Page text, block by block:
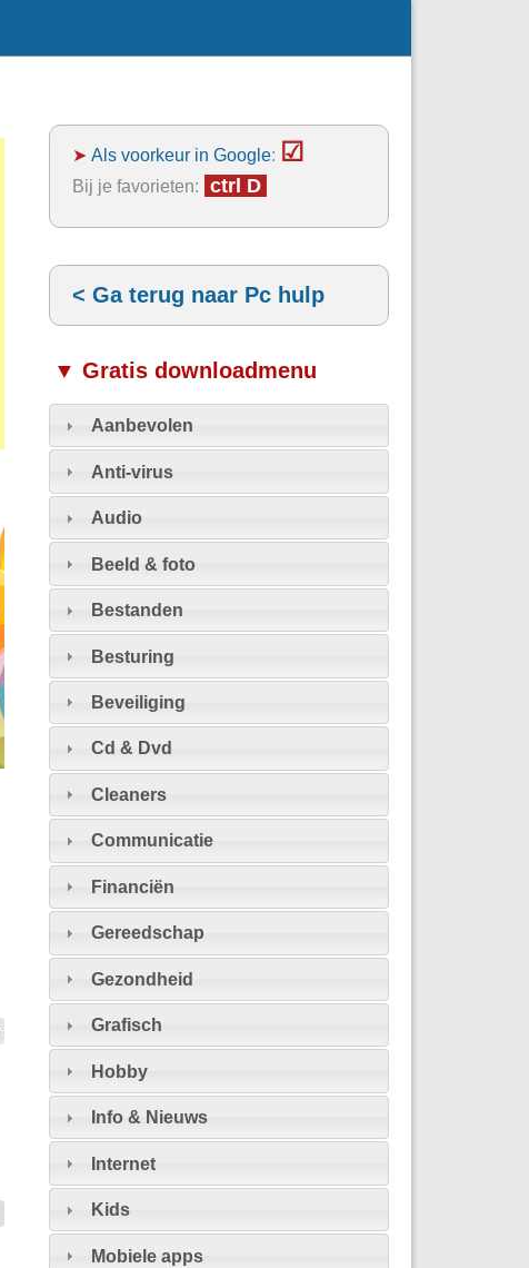
➤Als voorkeur in Google: ☑
Bij je favorieten: ctrl D
< Ga terug naar Pc hulp
▼ Gratis downloadmenu
Aanbevolen
Anti-virus
Audio
Beeld & foto
Bestanden
Besturing
Beveiliging
Cd & Dvd
Cleaners
Communicatie
Financiën
Gereedschap
Gezondheid
Grafisch
Hobby
Info & Nieuws
Internet
Kids
Mobiele apps